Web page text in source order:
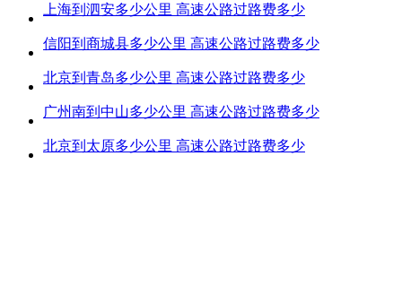
上海到泗安多少公里 高速公路过路费多少
信阳到商城县多少公里 高速公路过路费多少
北京到青岛多少公里 高速公路过路费多少
广州南到中山多少公里 高速公路过路费多少
北京到太原多少公里 高速公路过路费多少